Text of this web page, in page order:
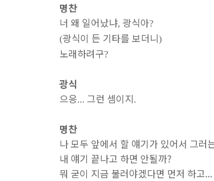
명찬
너 왜 일어났냐, 광식아?
(광식이 든 기타를 보더니)
노래하려구?
광식
으응... 그런 셈이지.
명찬
나 모두 앞에서 할 얘기가 있어서 그러
내 얘기 끝나고 하면 안될까?
뭐 굳이 지금 불러야겠다면 먼저 하고...